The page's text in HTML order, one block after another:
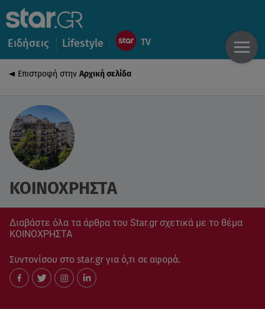
Ειδήσεις Lifestyle
Επιστροφή στην Αρχική σελίδα
ΚΟΙΝΟΧΡΗΣΤΑ
Διαβάστε όλα τα άρθρα του Star.gr σχετικά με το θέμα
ΚΟΙΝΟΧΡΗΣΤΑ
Συντονίσου στο star.gr για ό,τι σε αφορά.